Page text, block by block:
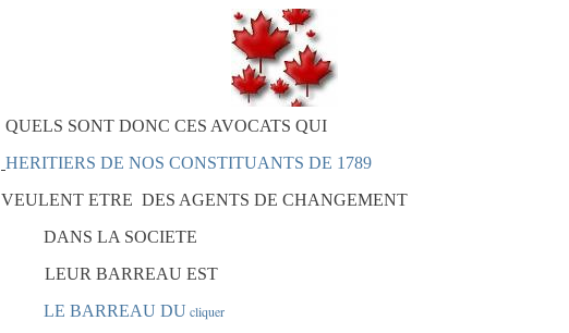
QUELS SONT DONC CES AVOCATS QUI
HERITIERS DE NOS CONSTITUANTS DE 1789
VEULENT ETRE DES AGENTS DE CHANGEMENT
DANS LA SOCIETE
LEUR BARREAU EST
LE BARREAU DU cliquer